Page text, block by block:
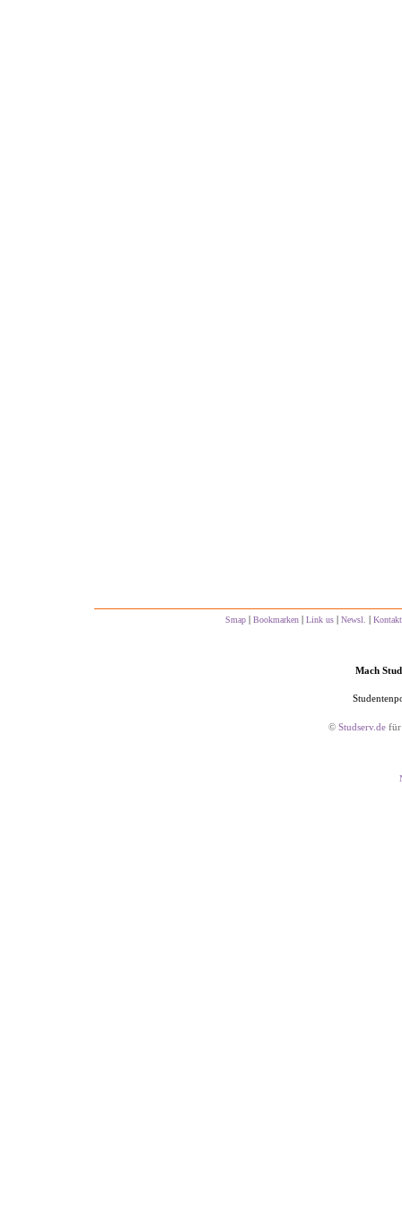
Smap | Bookmarken | Link us | Newsl. | Kontakt
Mach
© Studserv.de für